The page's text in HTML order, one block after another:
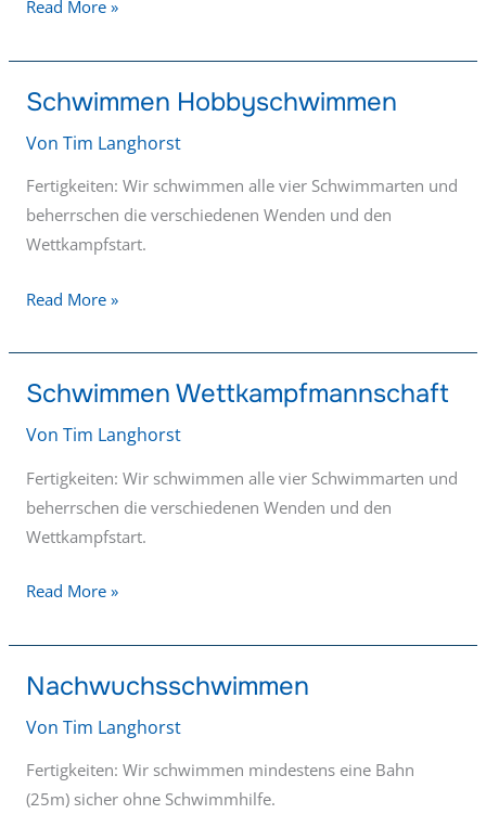
Read More »
Schwimmen Hobbyschwimmen
Von Tim Langhorst
Fertigkeiten: Wir schwimmen alle vier Schwimmarten und
beherrschen die verschiedenen Wenden und den
Wettkampfstart.
Schwimmen
Read More »
Schwimmen Wettkampfmannschaft
Von Tim Langhorst
Fertigkeiten: Wir schwimmen alle vier Schwimmarten und
beherrschen die verschiedenen Wenden und den
Wettkampfstart.
Schwimmen
Read More »
Nachwuchsschwimmen
Von Tim Langhorst
Fertigkeiten: Wir schwimmen mindestens eine Bahn
(25m) sicher ohne Schwimmhilfe.
Nachwuchsschwimmen